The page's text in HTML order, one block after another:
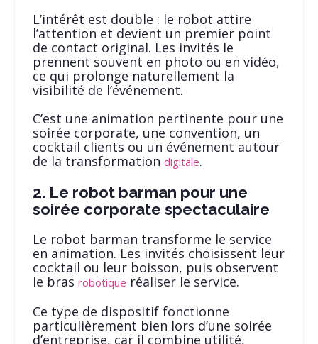
L’intérêt est double : le robot attire
l’attention et devient un premier point
de contact original. Les invités le
prennent souvent en photo ou en vidéo,
ce qui prolonge naturellement la
visibilité de l’événement.
C’est une animation pertinente pour une
soirée corporate, une convention, un
cocktail clients ou un événement autour
de la transformation digitale.
2. Le robot barman pour une
soirée corporate spectaculaire
Le robot barman transforme le service
en animation. Les invités choisissent leur
cocktail ou leur boisson, puis observent
le bras robotique réaliser le service.
Ce type de dispositif fonctionne
particulièrement bien lors d’une soirée
d’entreprise, car il combine utilité,